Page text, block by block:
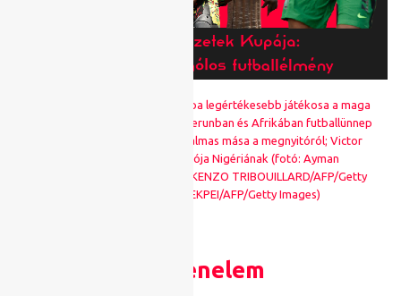
Mohamed Szalah az Afrika-kupa legértékesebb játékosa a maga
100 millió eurós értékével; Kamerunban és Afrikában futballünnep
van és lesz; az ANK-kupa hatalmas mása a megnyitóról; Victor
Osimhen hatalmas hiányzója Nigériának (fotó: Ayman
Aref/NurPhoto/Getty Images; KENZO TRIBOUILLARD/AFP/Getty
Images; PIUS UTOMI EKPEI/AFP/Getty Images)
Történelem